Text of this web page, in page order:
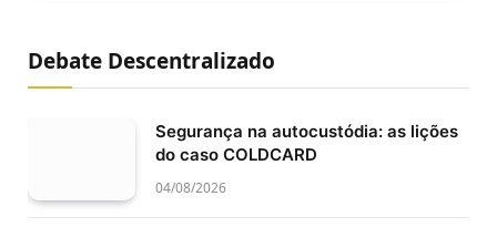
Debate Descentralizado
Segurança na autocustódia: as lições
do caso COLDCARD
04/08/2026